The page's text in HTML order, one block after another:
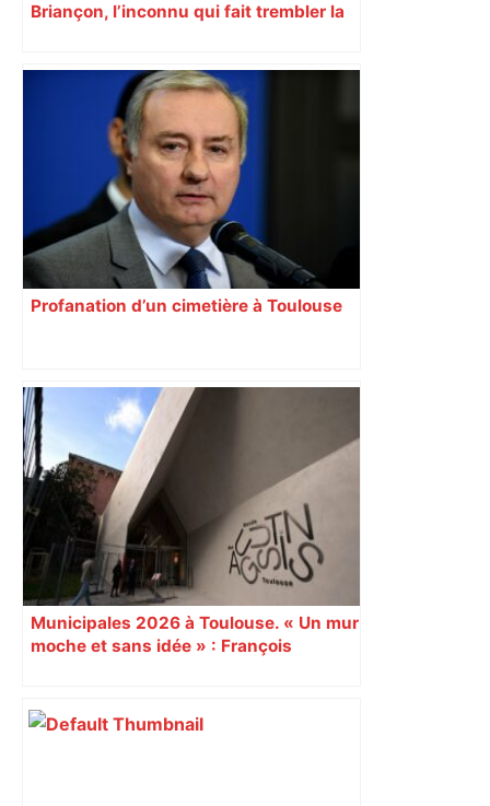
Briançon, l’inconnu qui fait trembler la
Profanation d’un cimetière à Toulouse
Municipales 2026 à Toulouse. « Un mur
moche et sans idée » : François
Augustins